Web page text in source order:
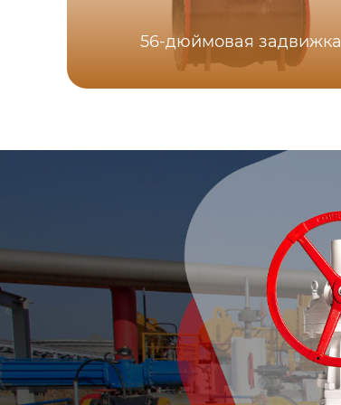
56-дюймовая задвижка